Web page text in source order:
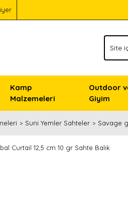
Kamp
Malzemeleri
Outdoor
Giyim
Suni Yemler Sahteler Savage